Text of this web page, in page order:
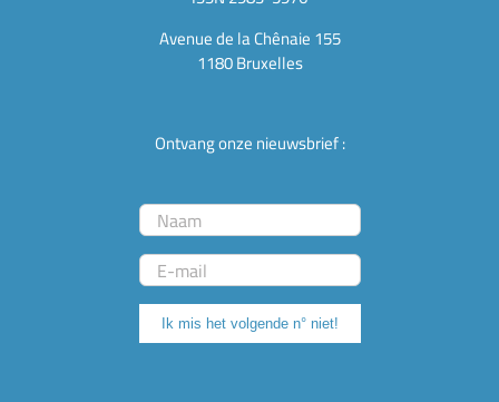
Avenue de la Chênaie 155
1180 Bruxelles
Ontvang onze nieuwsbrief :
Ik mis het volgende n° niet!